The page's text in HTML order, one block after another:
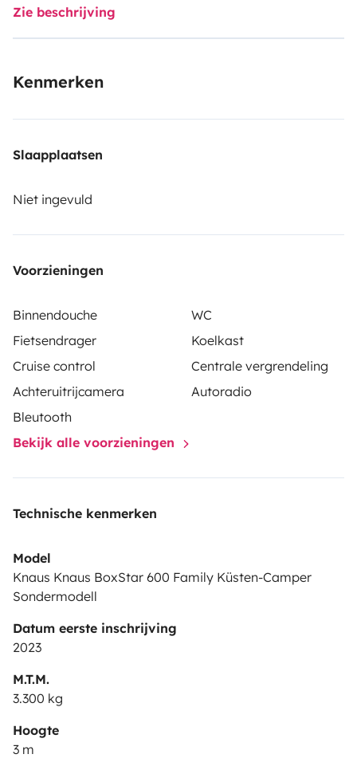
main bed 🛏 Drop-down ceiling bed
height (comfortable even for travellers up to 1.90m /
practical dining/living area.
❄ Fridge with freezer 🚰 Hot water sink 🧳 Plenty of
🚐 Easy to drive
Zie beschrijving
Kenmerken
Slaapplaatsen
Niet ingevuld
Voorzieningen
Binnendouche
WC
Fietsendrager
Koelkast
Cruise control
Centrale vergrendeling
Achteruitrijcamera
Autoradio
Bleutooth
Bekijk alle voorzieningen
Technische kenmerken
Model
Knaus Knaus BoxStar 600 Family Küsten-Camper
Sondermodell
Datum eerste inschrijving
2023
M.T.M.
3.300 kg
Hoogte
3 m